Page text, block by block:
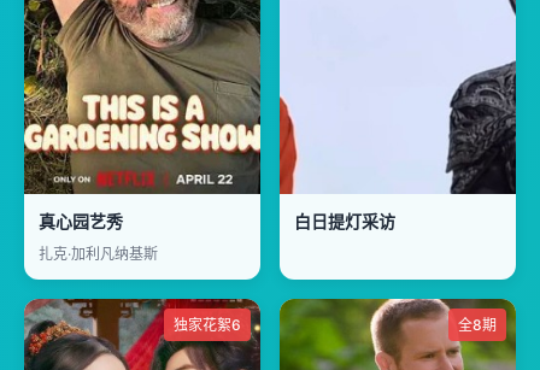
真心园艺秀
扎克·加利凡纳基斯
白日提灯采访
独家花絮6 全8期